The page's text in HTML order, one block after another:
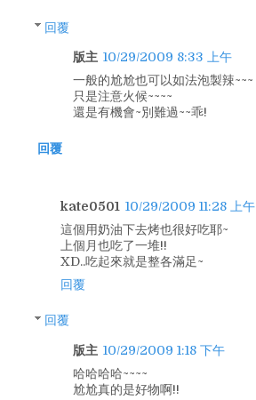
回覆
版主 10/29/2009 8:33 上午
一般的尬尬也可以如法泡製辣~~~
只是注意火候~~~~
還是有機會~別難過~~乖!
回覆
kate0501 10/29/2009 11:28 上午
這個用奶油下去烤也很好吃耶~
上個月也吃了一堆!!
XD..吃起來就是整各滿足~
回覆
回覆
版主 10/29/2009 1:18 下午
哈哈哈哈~~~~
尬尬真的是好物啊!!